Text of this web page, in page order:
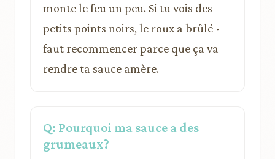
monte le feu un peu. Si tu vois des
petits points noirs, le roux a brûlé -
faut recommencer parce que ça va
rendre ta sauce amère.
Q: Pourquoi ma sauce a des
grumeaux?